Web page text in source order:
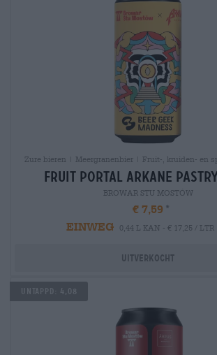
Zure bieren | Meergranenbier | Fruit-, kruiden- en
fruit portal arkane
BROWAR STU MOSTÓW
€ 7,59
EINWEG
0,44 L KAN - € 17,25 / LTR
Uitverkocht
Untappd: 4,08